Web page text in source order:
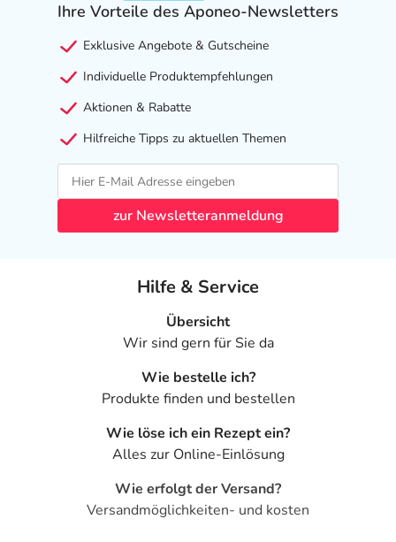
Ihre Vorteile des Aponeo-Newsletters
Exklusive Angebote & Gutscheine
Individuelle Produktempfehlungen
Aktionen & Rabatte
Hilfreiche Tipps zu aktuellen Themen
zur Newsletteranmeldung
Hilfe & Service
Übersicht
Wir sind gern für Sie da
Wie bestelle ich?
Produkte finden und bestellen
Wie löse ich ein Rezept ein?
Alles zur Online-Einlösung
Wie erfolgt der Versand?
Versandmöglichkeiten- und kosten